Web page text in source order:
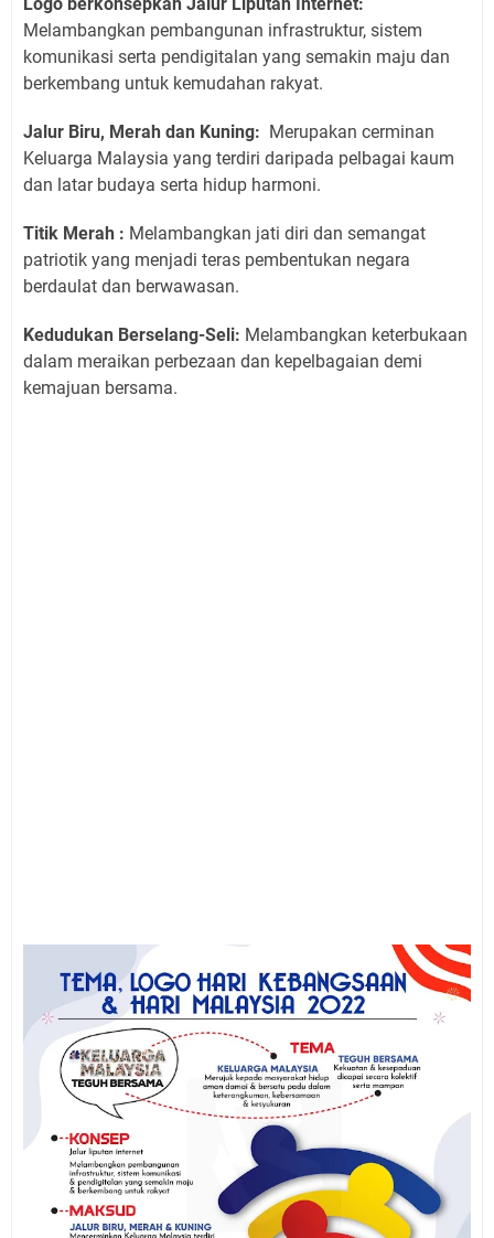
Melambangkan pembangunan infrastruktur, sistem
komunikasi serta pendigitalan yang semakin maju dan
berkembang untuk kemudahan rakyat.
Jalur Biru, Merah dan Kuning: Merupakan cerminan
Keluarga Malaysia yang terdiri daripada pelbagai kaum
dan latar budaya serta hidup harmoni.
Titik Merah : Melambangkan jati diri dan semangat
patriotik yang menjadi teras pembentukan negara
berdaulat dan berwawasan.
Kedudukan Berselang-Seli: Melambangkan keterbukaan
dalam meraikan perbezaan dan kepelbagaian demi
kemajuan bersama.